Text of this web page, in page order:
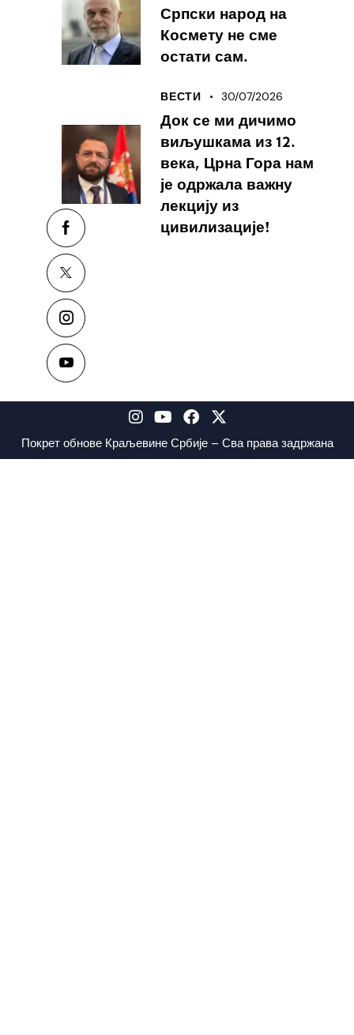
Српски народ на
Космету не сме
остати сам.
ВЕСТИ 30/07/2026
Док се ми дичимо
виљушкама из 12.
века, Црна Гора нам
је одржала важну
лекцију из
цивилизације!
Покрет обнове Краљевине Србије – Сва права задржана